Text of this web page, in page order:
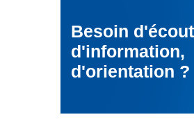
Besoin
d'information,
d'orientation ?